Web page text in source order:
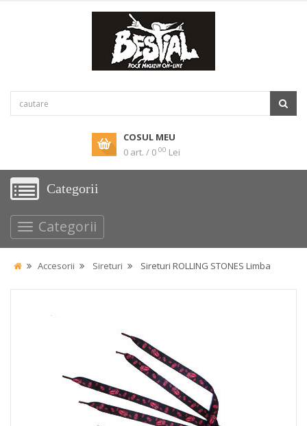
COSUL MEU
0 art. / 0 00 Lei
Categorii
Categorii
Accesorii Sireturi Sireturi ROLLING STONES Limba